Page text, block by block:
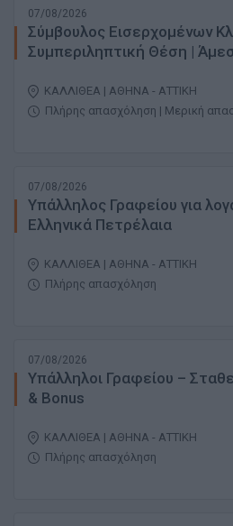
07/08/2026
Σύμβουλος Εισερχομένων
Συμπεριληπτική Θέση |
ΚΑΛΛΙΘΕΑ | ΑΘΗΝΑ - ΑΤΤΙΚΗ
Πλήρης απασχόληση | Μερική
07/08/2026
Υπάλληλος Γραφείου για
Ελληνικά Πετρέλαια
ΚΑΛΛΙΘΕΑ | ΑΘΗΝΑ - ΑΤΤΙΚΗ
Πλήρης απασχόληση
07/08/2026
Υπάλληλοι Γραφείου –
& Bonus
ΚΑΛΛΙΘΕΑ | ΑΘΗΝΑ - ΑΤΤΙΚΗ
Πλήρης απασχόληση